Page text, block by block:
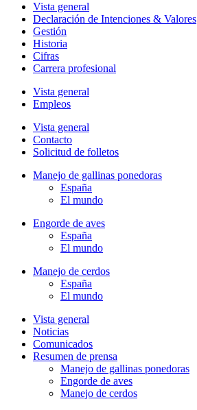
Vista general
Declaración de Intenciones & Valores
Gestión
Historia
Cifras
Carrera profesional
Vista general
Empleos
Vista general
Contacto
Solicitud de folletos
Manejo de gallinas ponedoras
España
El mundo
Engorde de aves
España
El mundo
Manejo de cerdos
España
El mundo
Vista general
Noticias
Comunicados
Resumen de prensa
Manejo de gallinas ponedoras
Engorde de aves
Manejo de cerdos